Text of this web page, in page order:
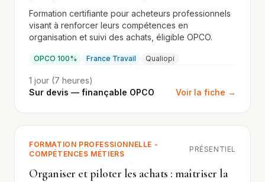
Formation certifiante pour acheteurs professionnels
visant à renforcer leurs compétences en
organisation et suivi des achats, éligible OPCO.
OPCO 100% France Travail Qualiopi
1 jour (7 heures)
Sur devis — finançable OPCO
Voir la fiche →
FORMATION PROFESSIONNELLE -
COMPÉTENCES MÉTIERS
PRÉSENTIEL
Organiser et piloter les achats : maîtriser la